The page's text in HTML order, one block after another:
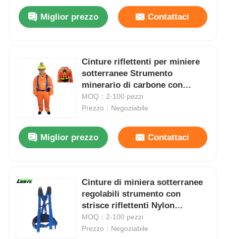
Miglior prezzo Contattaci
Cinture riflettenti per miniere
sotterranee Strumento
minerario di carbone con
cinture per le spalle
MOQ：2-100 pezzi
Prezzo：Negoziabile
Miglior prezzo Contattaci
Cinture di miniera sotterranee
regolabili strumento con
strisce riflettenti Nylon
resistente all'usura
MOQ：2-100 pezzi
Prezzo：Negoziabile